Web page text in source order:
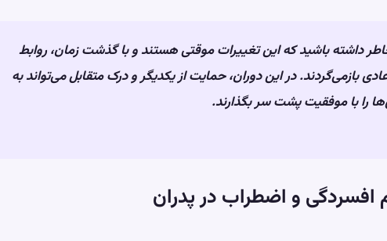
داشته باشید که این تغییرات موقتی هستند و با گذشت زمان، روابط
بازمی‌گردند. در این دوران، حمایت از یکدیگر و درک متقابل می‌تواند به
را با موفقیت پشت سر بگذارند.
افسردگی و اضطراب در پدران